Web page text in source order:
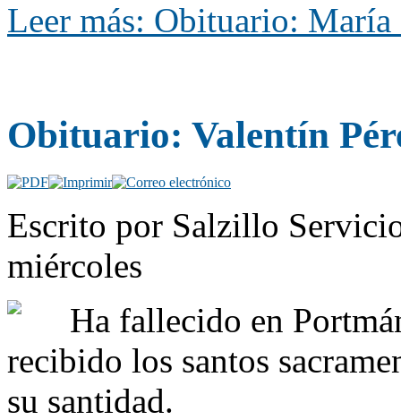
Leer más: Obituario:
Obituario: Valentín
Escrito por Salzillo
miércoles
Ha fallecido en
recibido los santos
su santidad.